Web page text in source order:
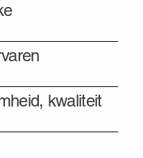
kwaliteit